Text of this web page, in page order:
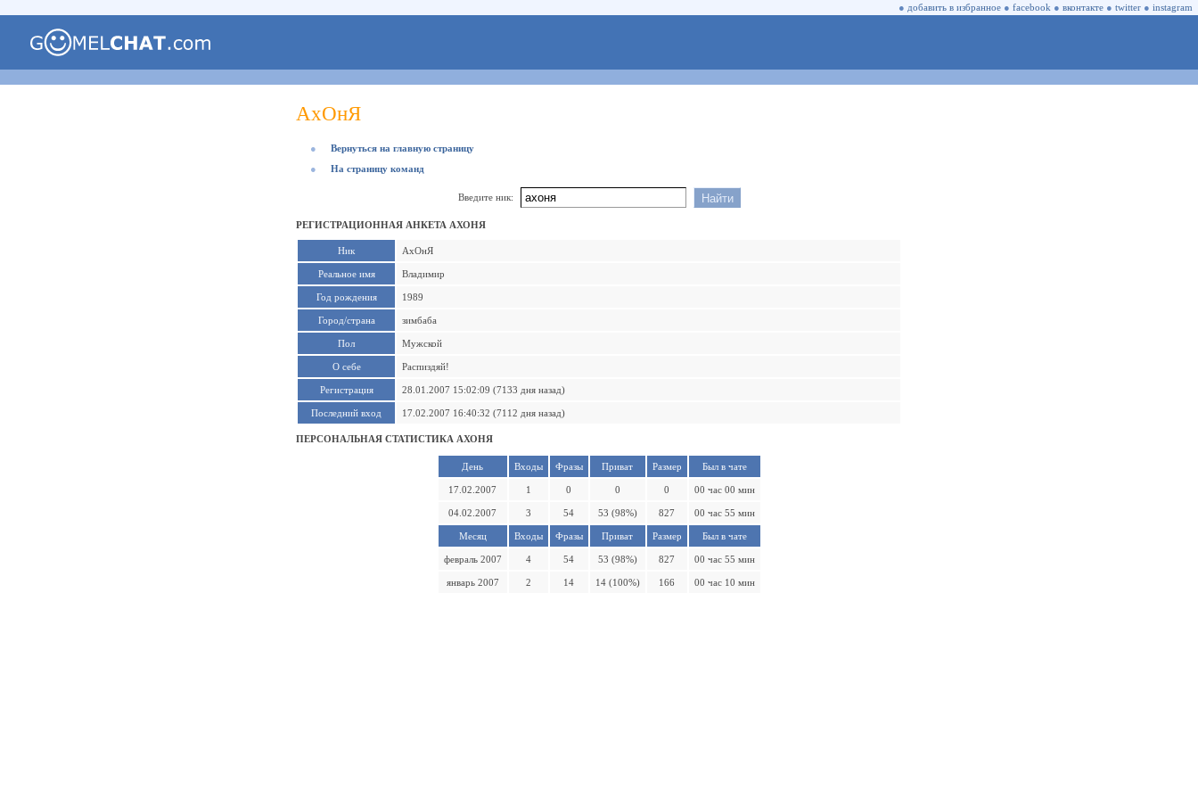
● добавить в избранное ● facebook ● вконтакте ● twitter ● instagram
АхОнЯ
●
Вернуться на главную страницу
●
На страницу команд
Введите ник:
РЕГИСТРАЦИОННАЯ АНКЕТА АХОНЯ
Ник АхОнЯ
Реальное имя Владимир
Год рождения 1989
Город/страна зимбаба
Пол Мужской
О себе Распиздяй!
Регистрация 28.01.2007 15:02:09 (7133 дня назад)
Последний вход 17.02.2007 16:40:32 (7112 дня назад)
ПЕРСОНАЛЬНАЯ СТАТИСТИКА АХОНЯ
День Входы Фразы Приват Размер Был в чате
17.02.2007 1 0 0 0 00 час 00 мин
04.02.2007 3 54 53 (98%) 827 00 час 55 мин
Месяц Входы Фразы Приват Размер Был в чате
февраль 2007 4 54 53 (98%) 827 00 час 55 мин
январь 2007 2 14 14 (100%) 166 00 час 10 мин